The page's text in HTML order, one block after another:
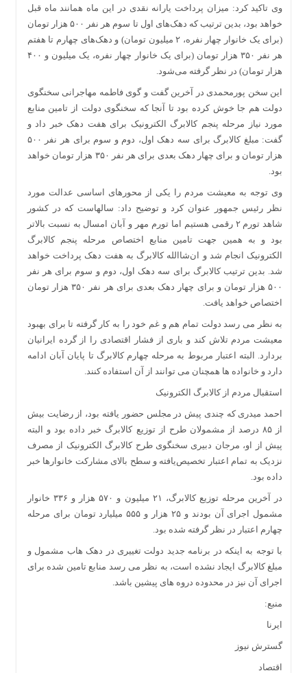
وی تاکید کرد: میزان پرداخت یارانه نقدی در این ماه همانند ماه قبل
خواهد بود، بدین ترتیب که دهک‌های اول تا سوم هر نفر ۵۰۰ هزار تومان
(برای یک خانوار چهار نفره، ۲ میلیون تومان) و دهک‌های چهارم تا هفتم
هر نفر ۳۵۰ هزار تومان (برای یک خانوار چهار نفره، یک میلیون و ۴۰۰
هزار تومان) در نظر گرفته می‌شود.
این سخن پورمحمدی در آخرین گفت و گوی فاطمه مهاجرانی سخنگوی
دولت هم جا خوش کرده بود تا آنجا که سخنگوی دولت از تامین منابع
مورد نیاز مرحله پنجم کالابرگ الکترونیک برای هفت دهک خبر داد و
گفت: مبلغ کالابرگ برای سه دهک اول، دوم و سوم برای هر نفر ۵۰۰
هزار تومان و برای چهار دهک بعدی برای هر نفر ۳۵۰ هزار تومان خواهد
بود.
وی توجه به معیشت مردم را یکی از محورهای اساسی عدالت مورد
نظر رئیس جمهور عنوان کرد و توضیح داد: سالهاست که در کشور
شاهد تورم ۲ رقمی هستیم اما تورم مهر و آبان امسال به نسبت بالاتر
بود و به همین جهت تامین منابع اختصاص مرحله پنجم کالابرگ
الکترونیک انجام شد و ان‌شاالله کالابرگ به هفت دهک پرداخت خواهد
شد. بدین ترتیب کالابرگ برای سه دهک اول، دوم و سوم برای هر نفر
۵۰۰ هزار تومان و برای چهار دهک بعدی برای هر نفر ۳۵۰ هزار تومان
اختصاص خواهد یافت.
به نظر می رسد دولت تمام هم و غم خود را به کار گرفته تا برای بهبود
معیشت مردم تلاش کند و باری از فشار اقتصادی را از گرده ایرانیان
بردارد. البته اعتبار مربوط به مرحله چهارم کالابرگ تا پایان آبان ادامه
دارد و خانواده ها همچنان می توانند از آن استفاده کنند.
استقبال مردم از کالابرگ الکترونیک
احمد میدری که چندی پیش در مجلس حضور یافته بود، از رضایت بیش
از ۸۵ درصد از مشمولان طرح از توزیع کالابرگ خبر داده بود و البته
پیش از او، مرجان دبیری سخنگوی طرح کالابرگ الکترونیک از مصرف
نزدیک به تمام اعتبار تخصیص‌یافته و سطح بالای مشارکت خانوارها خبر
داده بود.
در آخرین مرحله توزیع کالابرگ، ۲۱ میلیون و ۵۷۰ هزار و ۳۳۶ خانوار
مشمول اجرای آن بودند و ۲۵ هزار و ۵۵۵ میلیارد تومان برای مرحله
چهارم اعتبار در نظر گرفته شده بود.
با توجه به اینکه در برنامه جدید دولت تغییری در دهک هاب مشمول و
مبلغ کالابرگ ایجاد نشده است، به نظر می رسد منابع تامین شده برای
اجرای آن نیز در محدوده دروه های پیشین باشد.
منبع:
ایرنا
گسترش نیوز
اقتصاد